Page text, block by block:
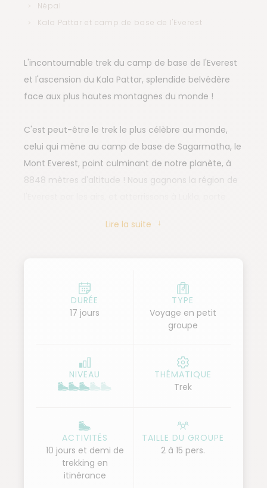
Népal
Kala Pattar et camp de base de l'Everest
L'incontournable trek du camp de base de l'Everest
et l'ascension du Kala Pattar, splendide belvédère
face aux plus hautes montagnes du monde !
C'est peut-être le trek le plus célèbre au monde,
celui qui mène au camp de base de Sagarmatha, le
Mont Everest, point culminant de notre planète, à
8848 mètres d'altitude ! Nous gagnons la région de
vallée de la Dudh khoshi avant de monter à
remontons la grande vallée du Khumbu, le "cœur"
du pays sherpa, cerné de cimes enneigées. Villages,
monastères et monuments bouddhistes jalonnent
notre parcours, alors que nous arrivons
altitude... Au pied de l'immense face ouest du
Nuptse, nous passons Lobuche et Gorak Shep, avant
Fall, la célèbre cascade de séracs. De retour à Gorak
Shep, tôt le matin, nous entamons doucement
l'ascension du Kala Pattar, la "colline noire". Une
montée sans difficulté technique, mais que
Lire la suite
DURÉE
17 jours
TYPE
Voyage en petit
groupe
NIVEAU
THÉMATIQUE
Trek
ACTIVITÉS
10 jours et demi de
trekking en
itinérance
TAILLE DU GROUPE
2 à 15 pers.